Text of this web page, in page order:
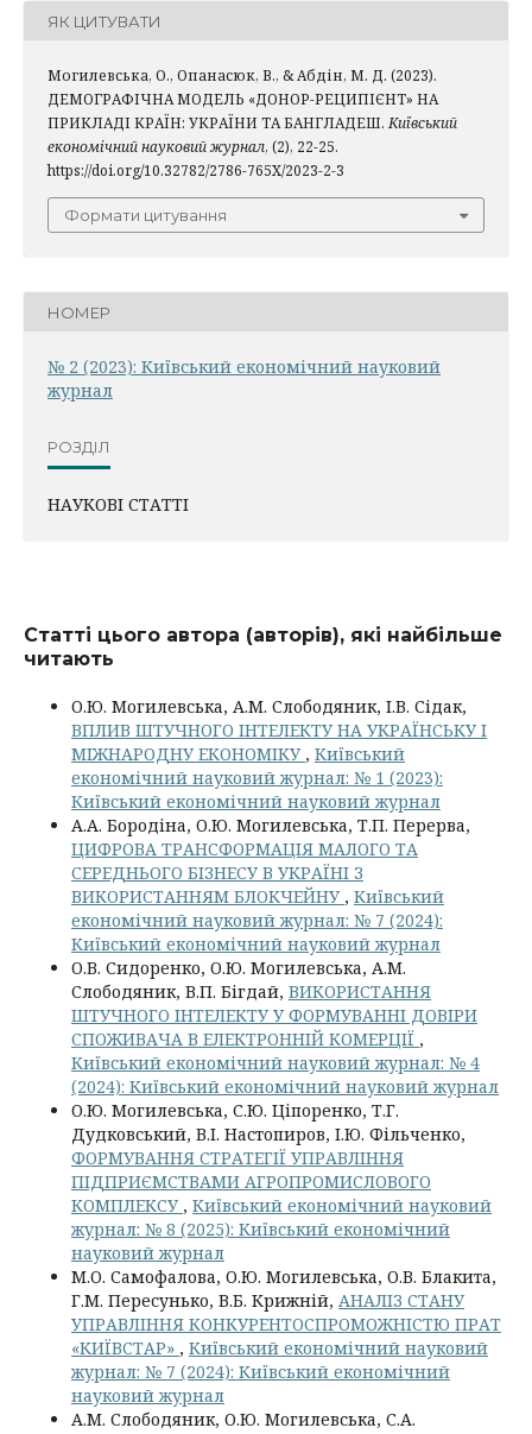
ЯК ЦИТУВАТИ
Могилевська, О., Опанасюк, В., & Абдін, М. Д. (2023).
ДЕМОГРАФІЧНА МОДЕЛЬ «ДОНОР-РЕЦИПІЄНТ» НА
ПРИКЛАДІ КРАЇН: УКРАЇНИ ТА БАНГЛАДЕШ. Київський
економічний науковий журнал, (2), 22-25.
https://doi.org/10.32782/2786-765X/2023-2-3
Формати цитування
НОМЕР
№ 2 (2023): Київський економічний науковий
журнал
РОЗДІЛ
НАУКОВІ СТАТТІ
Статті цього автора (авторів), які найбільше
читають
О.Ю. Могилевська, А.М. Слободяник, І.В. Сідак,
ВПЛИВ ШТУЧНОГО ІНТЕЛЕКТУ НА УКРАЇНСЬКУ І
МІЖНАРОДНУ ЕКОНОМІКУ , Київський
економічний науковий журнал: № 1 (2023):
Київський економічний науковий журнал
А.А. Бородіна, О.Ю. Могилевська, Т.П. Перерва,
ЦИФРОВА ТРАНСФОРМАЦІЯ МАЛОГО ТА
СЕРЕДНЬОГО БІЗНЕСУ В УКРАЇНІ З
ВИКОРИСТАННЯМ БЛОКЧЕЙНУ , Київський
економічний науковий журнал: № 7 (2024):
Київський економічний науковий журнал
О.В. Сидоренко, О.Ю. Могилевська, А.М.
Слободяник, В.П. Бігдай, ВИКОРИСТАННЯ
ШТУЧНОГО ІНТЕЛЕКТУ У ФОРМУВАННІ ДОВІРИ
СПОЖИВАЧА В ЕЛЕКТРОННІЙ КОМЕРЦІЇ ,
Київський економічний науковий журнал: № 4
(2024): Київський економічний науковий журнал
О.Ю. Могилевська, С.Ю. Ціпоренко, Т.Г.
Дудковський, В.І. Настопиров, І.Ю. Фільченко,
ФОРМУВАННЯ СТРАТЕГІЇ УПРАВЛІННЯ
ПІДПРИЄМСТВАМИ АГРОПРОМИСЛОВОГО
КОМПЛЕКСУ , Київський економічний науковий
журнал: № 8 (2025): Київський економічний
науковий журнал
М.О. Самофалова, О.Ю. Могилевська, О.В. Блакита,
Г.М. Пересунько, В.Б. Крижній, АНАЛІЗ СТАНУ
УПРАВЛІННЯ КОНКУРЕНТОСПРОМОЖНІСТЮ ПРАТ
«КИЇВСТАР» , Київський економічний науковий
журнал: № 7 (2024): Київський економічний
науковий журнал
А.М. Слободяник, О.Ю. Могилевська, С.А.